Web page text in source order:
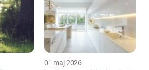
01 maj 2026